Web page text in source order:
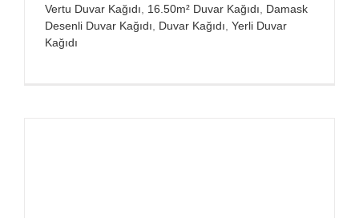
Vertu Duvar Kağıdı 16.50m² Duvar Kağıdı
Damask
Desenli Duvar Kağıdı
Duvar Kağıdı Yerli Duvar
Kağıdı